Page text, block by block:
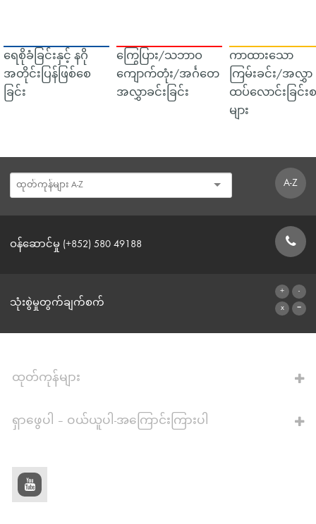
ရေစိုခံခြင်းနှင့် နဂို
အတိုင်းပြန်ဖြစ်စေ
ခြင်း
ကြွေပြား/သဘာဝ
ကျောက်တုံး/အင်္ဂတေ
အလွှာခင်းခြင်း
ကာထားသော
ကြမ်းခင်း/အလွှာ
ထပ်လောင်းခြင်း
များ
A-Z
ဝန်ဆောင်မှု (+852) 580 49188
သုံးစွဲမှုတွက်ချက်စက်
ထုတ်ကုန်များ
ရှာဖွေပါ – ဝယ်ယူပါ-အကြောင်းကြားပါ